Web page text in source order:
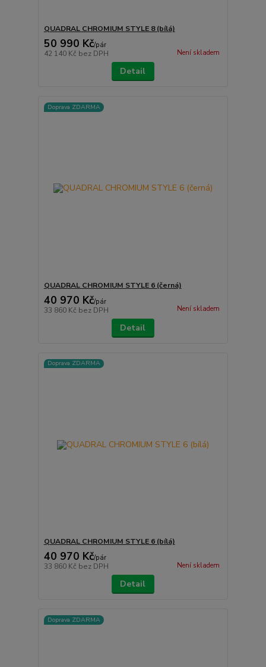
QUADRAL CHROMIUM STYLE 8 (bílá)
50 990 Kč/pár
42 140 Kč bez DPH Není skladem
Detail
Doprava ZDARMA
QUADRAL CHROMIUM STYLE 6 (černá)
40 970 Kč/pár
33 860 Kč bez DPH Není skladem
Detail
Doprava ZDARMA
QUADRAL CHROMIUM STYLE 6 (bílá)
40 970 Kč/pár
33 860 Kč bez DPH Není skladem
Detail
Doprava ZDARMA